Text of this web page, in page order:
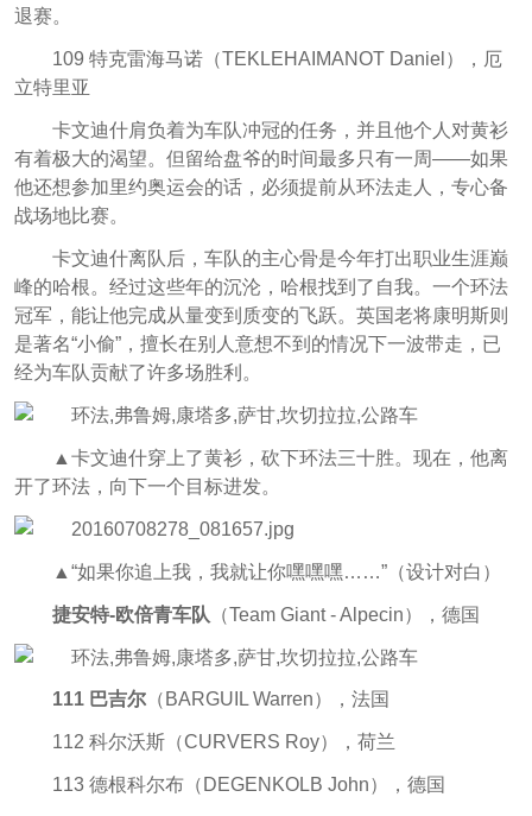
退赛。
109 特克雷海马诺（TEKLEHAIMANOT Daniel），厄
立特里亚
卡文迪什肩负着为车队冲冠的任务，并且他个人对黄衫
有着极大的渴望。但留给盘爷的时间最多只有一周——如果
他还想参加里约奥运会的话，必须提前从环法走人，专心备
战场地比赛。
卡文迪什离队后，车队的主心骨是今年打出职业生涯巅
峰的哈根。经过这些年的沉沦，哈根找到了自我。一个环法
冠军，能让他完成从量变到质变的飞跃。英国老将康明斯则
是著名“小偷”，擅长在别人意想不到的情况下一波带走，已
经为车队贡献了许多场胜利。
▲卡文迪什穿上了黄衫，砍下环法三十胜。现在，他离
开了环法，向下一个目标进发。
▲“如果你追上我，我就让你嘿嘿嘿……”（设计对白）
捷安特-欧倍青车队 （Team Giant - Alpecin），德国
111 巴吉尔（BARGUIL Warren），法国
112 科尔沃斯（CURVERS Roy），荷兰
113 德根科尔布（DEGENKOLB John），德国